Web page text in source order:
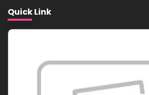
Quick Link